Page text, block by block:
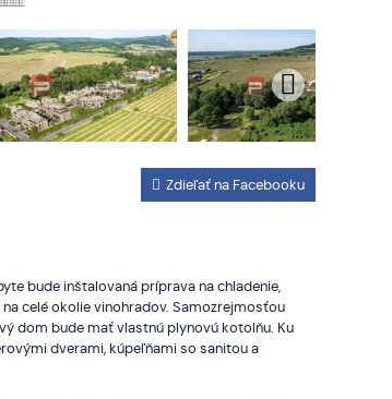
Zdieľať na Facebooku
bude inštalovaná príprava na chladenie,
celé okolie vinohradov. Samozrejmosťou
dom bude mať vlastnú plynovú kotolňu. Ku
dverami, kúpeľňami so sanitou a